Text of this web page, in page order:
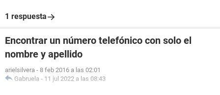
1 respuesta
Encontrar un número telefónico con solo el
nombre y apellido
arielsilvera - 8 feb 2016 a las 02:01
Gabruela - 11 jul 2022 a las 08:43